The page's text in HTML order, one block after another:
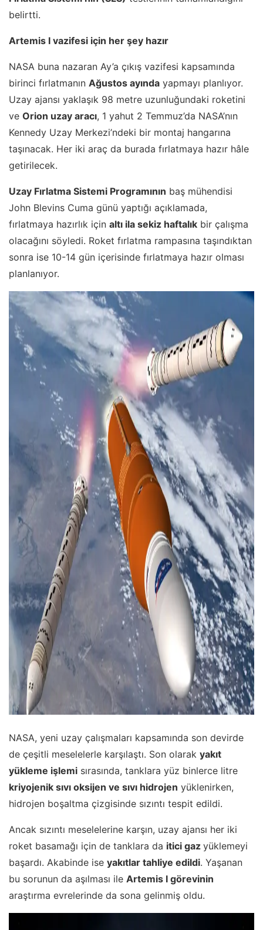
belirtti.
Artemis I vazifesi için her şey hazır
NASA buna nazaran Ay’a çıkış vazifesi kapsamında
birinci fırlatmanın Ağustos ayında yapmayı planlıyor.
Uzay ajansı yaklaşık 98 metre uzunluğundaki roketini
ve Orion uzay aracı, 1 yahut 2 Temmuz’da NASA’nın
Kennedy Uzay Merkezi’ndeki bir montaj hangarına
taşınacak. Her iki araç da burada fırlatmaya hazır hâle
getirilecek.
Uzay Fırlatma Sistemi Programının baş mühendisi
John Blevins Cuma günü yaptığı açıklamada,
fırlatmaya hazırlık için altı ila sekiz haftalık bir çalışma
olacağını söyledi. Roket fırlatma rampasına taşındıktan
sonra ise 10-14 gün içerisinde fırlatmaya hazır olması
planlanıyor.
NASA, yeni uzay çalışmaları kapsamında son devirde
de çeşitli meselelerle karşılaştı. Son olarak yakıt
yükleme işlemi sırasında, tanklara yüz binlerce litre
kriyojenik sıvı oksijen ve sıvı hidrojen yüklenirken,
hidrojen boşaltma çizgisinde sızıntı tespit edildi.
Ancak sızıntı meselelerine karşın, uzay ajansı her iki
roket basamağı için de tanklara da itici gaz yüklemeyi
başardı. Akabinde ise yakıtlar tahliye edildi. Yaşanan
bu sorunun da aşılması ile Artemis I görevinin
araştırma evrelerinde da sona gelinmiş oldu.